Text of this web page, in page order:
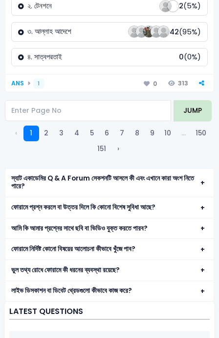
২. টেনশনে 2(5%)
৩. আল্লাহ আদেশে 42(95%)
৪. সাত্বপরতাই 0(0%)
ANS 1 0 313
JUMP
‹ 1 2 3 4 5 6 7 8 9 10 ...
150
151
›
স্যাট একাডেমির Q & A Forum সেকশনটি আসলে কী এবং এখানে কারা অংশ নিতে
পারে?
ফোরামে প্রশ্ন করলে বা উত্তর দিলে কি কোনো বিশেষ সুবিধা আছে?
আমি কি আমার প্রশ্নের সাথে ছবি বা ভিডিও যুক্ত করতে পারব?
ফোরামে নির্দিষ্ট কোনো বিষয়ের আলোচনা কীভাবে খুঁজে পাব?
ভুল তথ্য রোধে ফোরামে কী ধরনের ব্যবস্থা রয়েছে?
লাইভ ডিসকাশন বা ডিবেট থ্রেডগুলো কীভাবে কাজ করে?
LATEST QUESTIONS